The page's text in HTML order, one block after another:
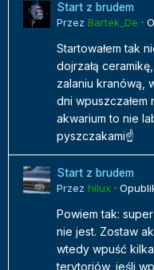
Start z brudem
Przez Bartek_De ·
Startowałem tak
dojrzałą
zalaniu kranówą,
dni wpuszczałem
akwarium to nie
pyszczakami☝️
Start z brudem
Przez hilux ·
Powiem tak:
nie jest. Zostaw
wtedy wpuść
terytoriów, jeśli